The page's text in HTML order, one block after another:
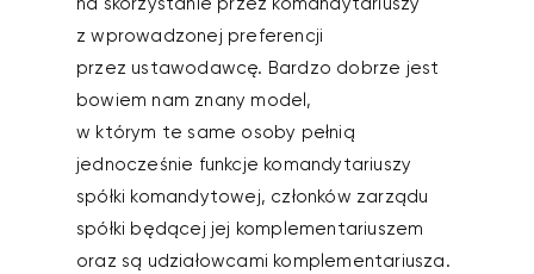
z wprowadzonej preferencji
przez ustawodawcę. Bardzo dobrze jest
bowiem nam znany model,
w którym te same osoby pełnią
jednocześnie funkcje komandytariuszy
spółki komandytowej, członków zarządu
spółki będącej jej komplementariuszem
oraz są udziałowcami komplementariusza.